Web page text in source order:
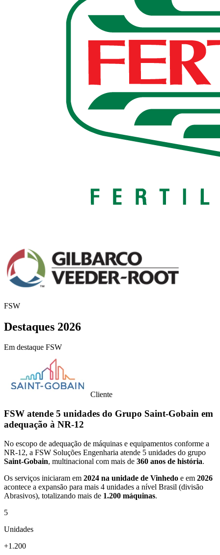
FSW
Destaques 2026
Em destaque FSW
Cliente
FSW atende 5 unidades do Grupo Saint-Gobain em
adequação à NR-12
No escopo de adequação de máquinas e equipamentos conforme a
NR-12, a FSW Soluções Engenharia atende 5 unidades do grupo
Saint-Gobain, multinacional com mais de 360 anos de história.
Os serviços iniciaram em 2024 na unidade de Vinhedo e em 2026
acontece a expansão para mais 4 unidades a nível Brasil (divisão
Abrasivos), totalizando mais de 1.200 máquinas.
5
Unidades
+1.200